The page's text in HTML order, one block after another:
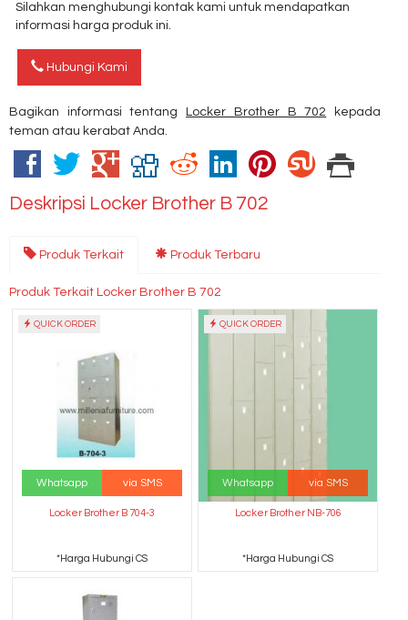
Silahkan menghubungi kontak kami untuk mendapatkan
informasi harga produk ini.
Hubungi Kami
Bagikan informasi tentang Locker Brother B 702 kepada
teman atau kerabat Anda.
Deskripsi Locker Brother B 702
Produk Terkait Produk Terbaru
Produk Terkait Locker Brother B 702
QUICK ORDER
Whatsapp via SMS
Locker Brother B 704-3
*Harga Hubungi CS
QUICK ORDER
Whatsapp via SMS
Locker Brother NB-706
*Harga Hubungi CS